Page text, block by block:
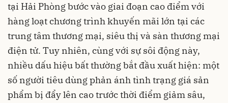
tại Hải Phòng bước vào giai đoạn cao điểm với
hàng loạt chương trình khuyến mãi lớn tại các
trung tâm thương mại, siêu thị và sàn thương mại
điện tử. Tuy nhiên, cùng với sự sôi động này,
nhiều dấu hiệu bất thường bắt đầu xuất hiện: một
số người tiêu dùng phản ánh tình trạng giá sản
phẩm bị đẩy lên cao trước thời điểm giảm sâu,